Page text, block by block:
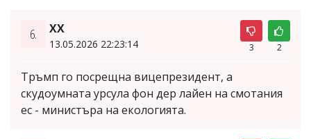
6. XX
13.05.2026 22:23:14 3 2
Тръмп го посрещна вицепрезидент, а
скудоумната урсула фон дер лайен на смотания
ес - министъра на екологията.